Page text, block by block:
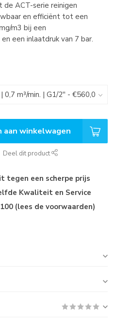
de ACT-serie reinigen
en efficiënt tot een
m3 bij een
een inlaatdruk van 7 bar.
aan winkelwagen
Deel dit product
tegen een scherpe prijs
Kwaliteit en Service
(lees de voorwaarden)